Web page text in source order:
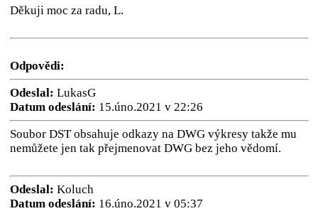
Děkuji moc za radu, L.
Odpovědi:
Odeslal: LukasG
Datum odeslání: 15.úno.2021 v 22:26
Soubor DST obsahuje odkazy na DWG výkresy takže mu
nemůžete jen tak přejmenovat DWG bez jeho vědomí.
Odeslal: Koluch
Datum odeslání: 16.úno.2021 v 05:37